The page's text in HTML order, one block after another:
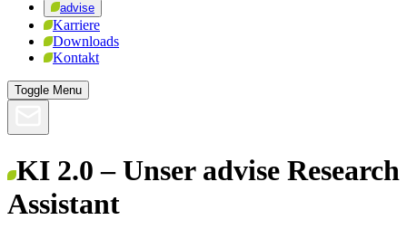
advise
Karriere
Downloads
Kontakt
Toggle Menu
KI 2.0 – Unser advise Research
Assistant